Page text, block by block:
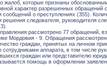
жалоб, которые признаны
характер разрешенных обращений
сообщений о преступлениях (355).
решения следователя, руководителя
рассмотрено 77 обращений,
Мордовия - 9. Обращения
граждан, принятых на личном
сотрудниками аппарата, в том числе
граждан или представителю
помощь в оформлении